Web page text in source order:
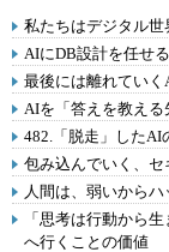
私たちはデジタル世
AIにDB設計を任せ
最後には離れていく
AIを「答えを教え
482.「脱走」したAI
包み込んでいく、セ
人間は、弱いから
「思考は行動から
へ行くことの価値